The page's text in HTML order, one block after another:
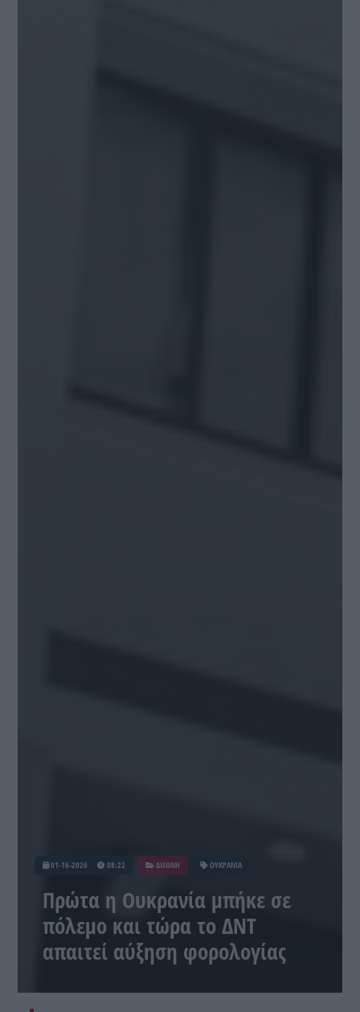
01-16-2026 08:22 ΔΙΕΘΝΗ ΟΥΚΡΑΝΙΑ
Πρώτα η Ουκρανία μπήκε σε
πόλεμο και τώρα το ΔΝΤ
απαιτεί αύξηση φορολογίας